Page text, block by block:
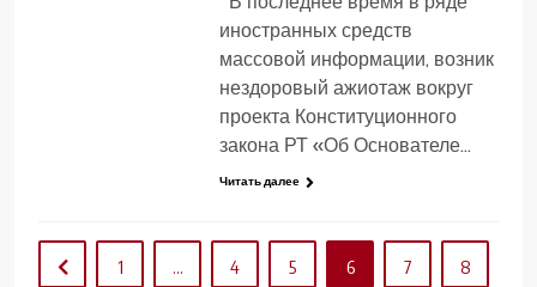
иностранных средств
массовой информации, возник
нездоровый ажиотаж вокруг
проекта Конституционного
закона РТ «Об Основателе…
Читать далее
1 … 4 5 6 7 8